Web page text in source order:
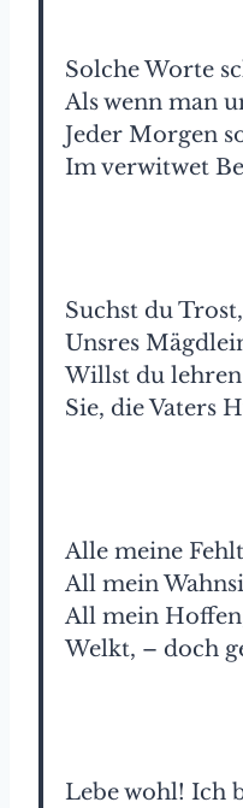
Solche Worte
Als wenn man
Jeder Morgen
Im verwitwet
Suchst du
Unsres
Willst du
Sie, die Vaters
Alle meine
All mein
All mein
Welkt, – doch
Lebe wohl! Ich